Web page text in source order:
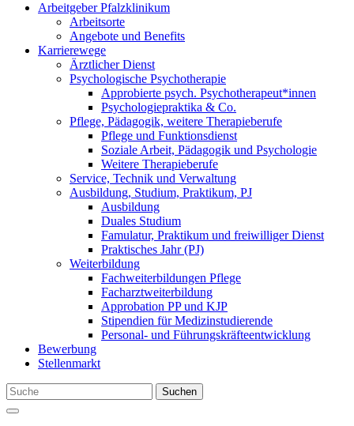
Arbeitgeber Pfalzklinikum
Arbeitsorte
Angebote und Benefits
Karrierewege
Ärztlicher Dienst
Psychologische Psychotherapie
Approbierte psych. Psychotherapeut*innen
Psychologiepraktika & Co.
Pflege, Pädagogik, weitere Therapieberufe
Pflege und Funktionsdienst
Soziale Arbeit, Pädagogik und Psychologie
Weitere Therapieberufe
Service, Technik und Verwaltung
Ausbildung, Studium, Praktikum, PJ
Ausbildung
Duales Studium
Famulatur, Praktikum und freiwilliger Dienst
Praktisches Jahr (PJ)
Weiterbildung
Fachweiterbildungen Pflege
Facharztweiterbildung
Approbation PP und KJP
Stipendien für Medizinstudierende
Personal- und Führungskräfteentwicklung
Bewerbung
Stellenmarkt
Suchen